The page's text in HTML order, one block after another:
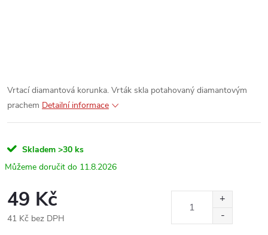
Vrtací diamantová korunka. Vrták skla potahovaný diamantovým
prachem Detailní informace
Skladem >30 ks
11.8.2026
49 Kč
41 Kč bez DPH